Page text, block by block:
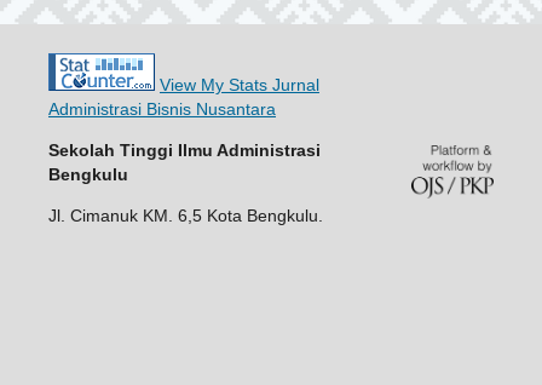
View My Stats Jurnal
Administrasi Bisnis Nusantara
Sekolah Tinggi Ilmu Administrasi
Bengkulu
Jl. Cimanuk KM. 6,5 Kota Bengkulu.